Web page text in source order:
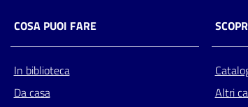
COSA PUOI FARE
In biblioteca
Da casa
Altri